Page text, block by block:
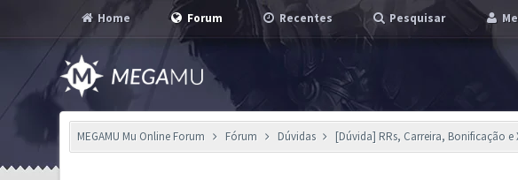
Home Forum Recentes Pesquisar
MEGAMU Mu Online Forum Fórum Dúvidas [Dúvida] RRs, Carreira, Bonificação e